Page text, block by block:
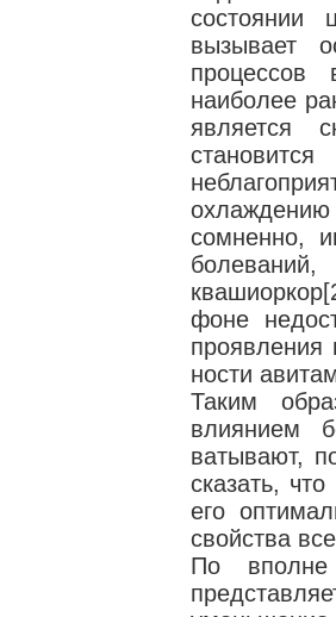
состоянии
вызывает
процессов
наиболее
является
сомненно,
квашиоркор
фоне
про­явления
ности
Таким
влиянием
ватывают,
сказать,
его
свойства
По вполне